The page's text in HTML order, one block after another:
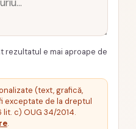
rezultatul e mai aproape de
(text, grafică,
exceptate de la dreptul
c) OUG 34/2014.
.